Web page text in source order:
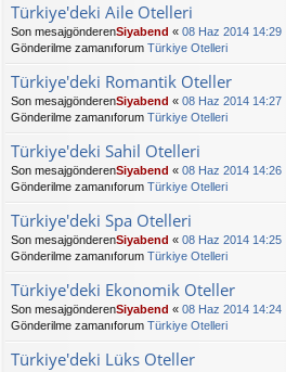
Türkiye'deki Aile Otelleri
Son mesajgönderenSiyabend « 08 Haz 2014 14:29
Gönderilme zamanıforum Türkiye Otelleri
Türkiye'deki Romantik Oteller
Son mesajgönderenSiyabend « 08 Haz 2014 14:27
Gönderilme zamanıforum Türkiye Otelleri
Türkiye'deki Sahil Otelleri
Son mesajgönderenSiyabend « 08 Haz 2014 14:26
Gönderilme zamanıforum Türkiye Otelleri
Türkiye'deki Spa Otelleri
Son mesajgönderenSiyabend « 08 Haz 2014 14:25
Gönderilme zamanıforum Türkiye Otelleri
Türkiye'deki Ekonomik Oteller
Son mesajgönderenSiyabend « 08 Haz 2014 14:24
Gönderilme zamanıforum Türkiye Otelleri
Türkiye'deki Lüks Oteller